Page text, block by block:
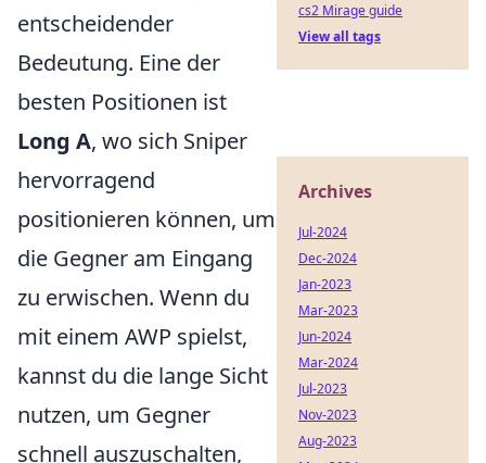
entscheidender
Bedeutung. Eine der
besten Positionen ist
Long A, wo sich Sniper
hervorragend
positionieren können, um
die Gegner am Eingang
zu erwischen. Wenn du
mit einem AWP spielst,
kannst du die lange Sicht
nutzen, um Gegner
schnell auszuschalten,
cs2 Mirage guide
View all tags
Archives
Jul-2024
Dec-2024
Jan-2023
Mar-2023
Jun-2024
Mar-2024
Jul-2023
Nov-2023
Aug-2023